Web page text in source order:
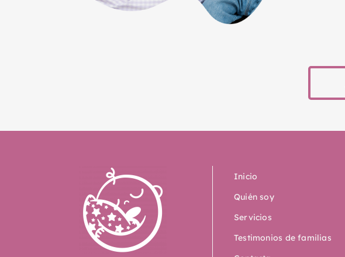
Inicio
Quién soy
Servicios
Testimonios de familias